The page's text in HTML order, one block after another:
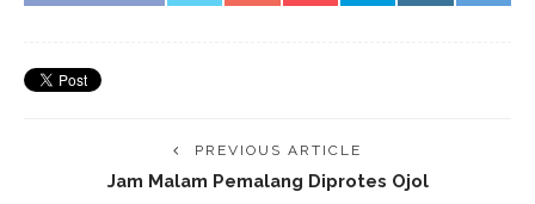
PREVIOUS ARTICLE
Jam Malam Pemalang Diprotes Ojol